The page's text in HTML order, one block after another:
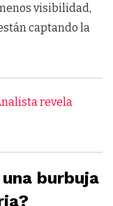
visibilidad,
captando la
revela
burbuja